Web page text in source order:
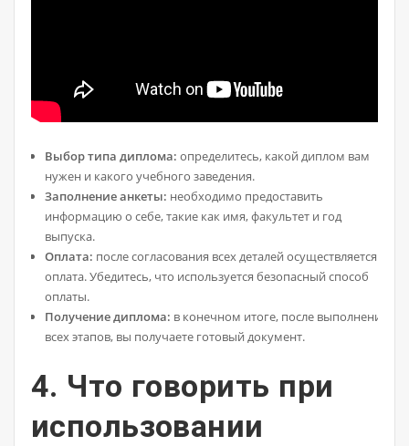
Выбор типа диплома: определитесь, какой диплом вам
нужен и какого учебного заведения.
Заполнение анкеты: необходимо предоставить
информацию о себе, такие как имя, факультет и год
выпуска.
Оплата: после согласования всех деталей осуществляется
оплата. Убедитесь, что используется безопасный способ
оплаты.
Получение диплома: в конечном итоге, после выполнения
всех этапов, вы получаете готовый документ.
4. Что говорить при
использовании